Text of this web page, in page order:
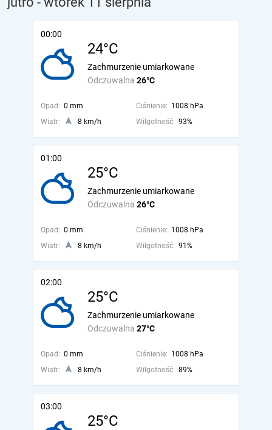
00:00
24°C
Odczuwalna 26°C
Zachmurzenie umiarkowane
Opad: 0 mm Ciśnienie: 1008 hPa
Wiatr:
8 km/h Wilgotność: 93%
01:00
25°C
Odczuwalna 26°C
Zachmurzenie umiarkowane
Opad: 0 mm Ciśnienie: 1008 hPa
Wiatr:
8 km/h Wilgotność: 91%
02:00
25°C
Odczuwalna 27°C
Zachmurzenie umiarkowane
Opad: 0 mm Ciśnienie: 1008 hPa
Wiatr:
8 km/h Wilgotność: 89%
03:00
25°C